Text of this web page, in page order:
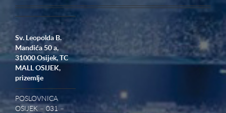
Sv. Leopolda B.
Mandića 50 a,
31000 Osijek, TC
MALL OSIJEK,
prizemlje
POSLOVNICA
OSIJEK – 031 –